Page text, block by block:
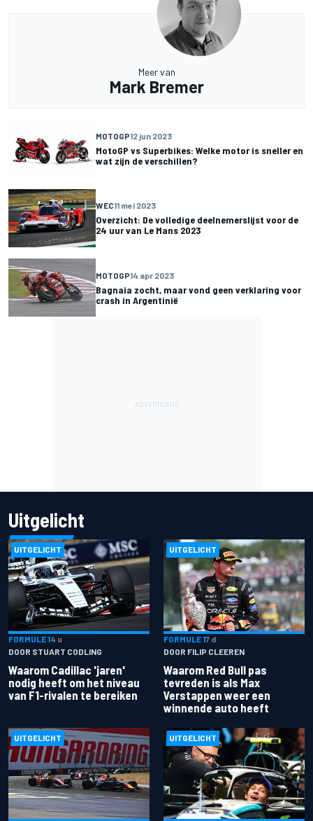
Meer van
Mark Bremer
MOTOGP12 jun 2023
MotoGP vs Superbikes: Welke motor is sneller en
wat zijn de verschillen?
WEC11 mei 2023
Overzicht: De volledige deelnemerslijst voor de
24 uur van Le Mans 2023
MOTOGP14 apr 2023
Bagnaia zocht, maar vond geen verklaring voor
crash in Argentinië
Uitgelicht
UITGELICHT
FORMULE 14 u
DOOR STUART CODLING
Waarom Cadillac 'jaren'
nodig heeft om het niveau
van F1-rivalen te bereiken
UITGELICHT
FORMULE 17 d
DOOR FILIP CLEEREN
Waarom Red Bull pas
tevreden is als Max
Verstappen weer een
winnende auto heeft
UITGELICHT UITGELICHT